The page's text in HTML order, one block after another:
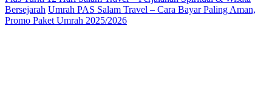
Bersejarah Umrah PAS Salam Travel – Cara Bayar Paling Aman,
Promo Paket Umrah 2025/2026